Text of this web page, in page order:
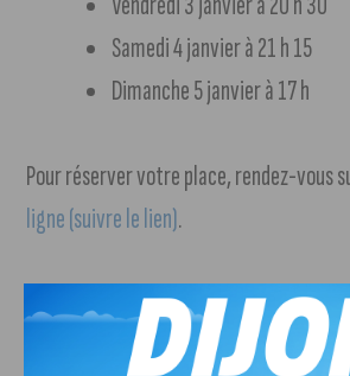
Samedi 4 janvier à 21 h 15
Dimanche 5 janvier à 17 h
Pour réserver votre place, rendez-vous
ligne (suivre le lien).
J'AIME LE DFCO